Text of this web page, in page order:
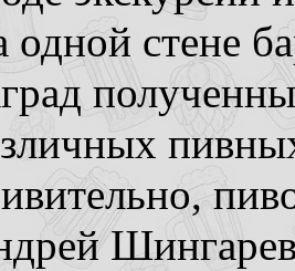
одной стене